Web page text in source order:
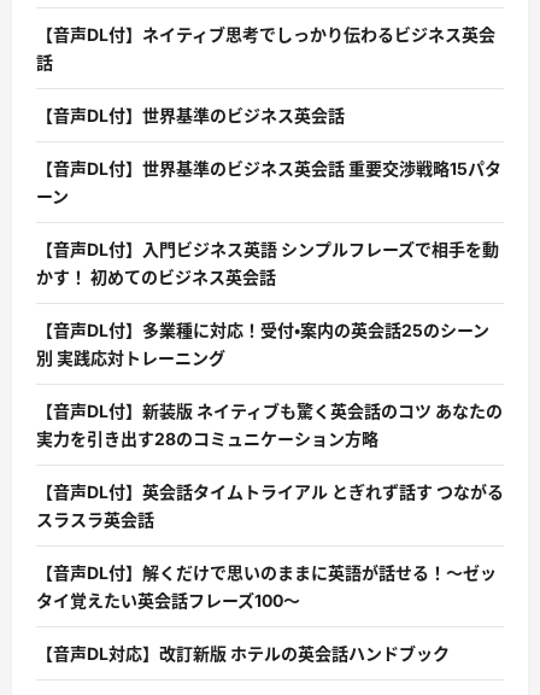
【音声DL付】ネイティブ思考でしっかり伝わるビジネス英会
話
【音声DL付】世界基準のビジネス英会話
【音声DL付】世界基準のビジネス英会話 重要交渉戦略15パタ
ーン
【音声DL付】入門ビジネス英語 シンプルフレーズで相手を動
かす！ 初めてのビジネス英会話
【音声DL付】多業種に対応！受付・案内の英会話25のシーン
別 実践応対トレーニング
【音声DL付】新装版 ネイティブも驚く英会話のコツ あなたの
実力を引き出す28のコミュニケーション方略
【音声DL付】英会話タイムトライアル とぎれず話す つながる
スラスラ英会話
【音声DL付】解くだけで思いのままに英語が話せる！〜ゼッ
タイ覚えたい英会話フレーズ100〜
【音声DL対応】改訂新版 ホテルの英会話ハンドブック